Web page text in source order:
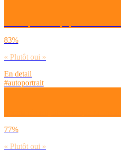
83%
« Plutôt oui »
En detail
#autoportrait
77%
« Plutôt oui »